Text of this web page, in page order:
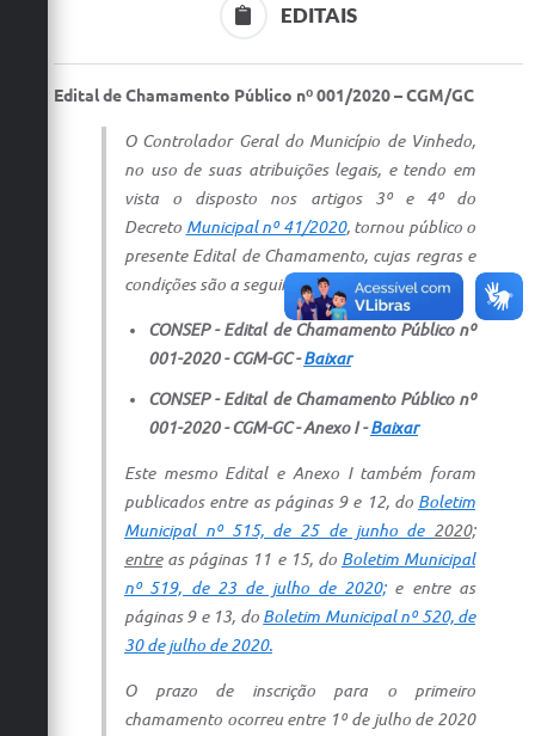
Normas e Legislação
Defesa Civil
Convênios Terceiro Setor
Poupatempo
Acesso à Informação
Associação dos Servidores Públicos Municipais de
Vinhedo
Carta de Serviços
EDITAIS
Edital de Chamamento Público nº 001/2020 – CGM/GC
O Controlador Geral do Município de Vinhedo,
no uso de suas atribuições legais, e tendo em
vista o disposto nos artigos 3º e 4º do
Decreto Municipal nº 41/2020, tornou público o
presente Edital de Chamamento, cujas regras e
condições são a seguir apresentadas:
CONSEP - Edital de Chamamento Público nº
001-2020 - CGM-GC -Baixar
CONSEP - Edital de Chamamento Público nº
001-2020 - CGM-GC - Anexo I -Baixar
Este mesmo Edital e Anexo I também foram
publicados entre as páginas 9 e 12, do Boletim
Municipal nº 515, de 25 de junho de 2020;
entreas páginas 11 e 15, do Boletim Municipal
nº 519, de 23 de julho de 2020;e entre as
páginas 9 e 13, do Boletim Municipal nº 520, de
30 de julho de 2020.
O prazo de inscrição para o primeiro
chamamento ocorreu entre 1º de julho de 2020